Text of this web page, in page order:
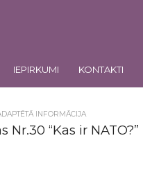
IEPIRKUMI KONTAKTI
INFORMĀCIJA
Nr.30 “Kas ir NATO?”